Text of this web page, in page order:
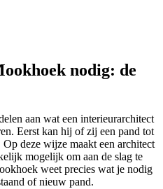
nodig: de
aan wat een interieurarchitect
Eerst kan hij of zij een pand tot
deze wijze maakt een architect
mogelijk om aan de slag te
weet precies wat je nodig
of nieuw pand.